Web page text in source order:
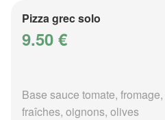
Pizza grec solo
9.50 €
Base sauce tomate,
fraîches, oignons, olives